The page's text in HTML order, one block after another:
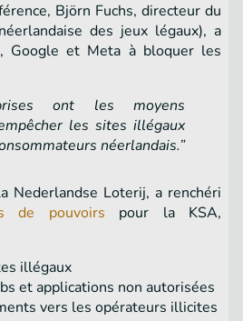
Björn Fuchs, directeur du
des jeux légaux), a
Google et Meta à bloquer les
ont les moyens
les sites illégaux
néerlandais.”
Nederlandse Loterij, a renchéri
de pouvoirs pour la KSA,
illégaux
et applications non autorisées
vers les opérateurs illicites